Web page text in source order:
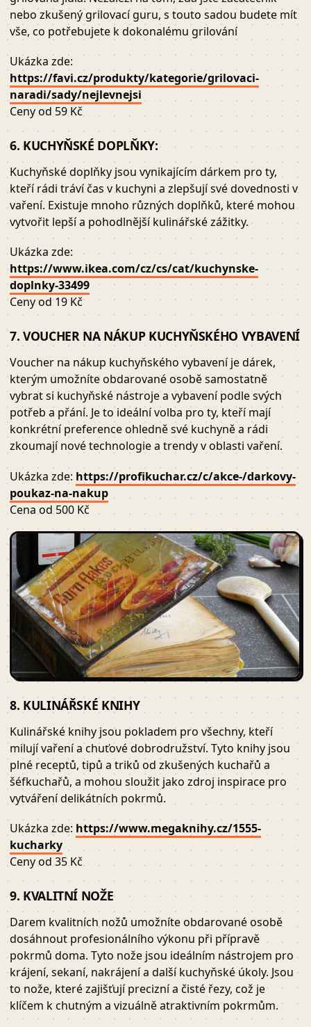
nebo zkušený grilovací guru, s touto sadou budete mít
vše, co potřebujete k dokonalému grilování
Ukázka zde:
https://favi.cz/produkty/kategorie/grilovaci-
naradi/sady/nejlevnejsi
Ceny od 59 Kč
6. KUCHYŇSKÉ DOPLŇKY:
Kuchyňské doplňky jsou vynikajícím dárkem pro ty,
kteří rádi tráví čas v kuchyni a zlepšují své dovednosti v
vaření. Existuje mnoho různých doplňků, které mohou
vytvořit lepší a pohodlnější kulinářské zážitky.
Ukázka zde:
https://www.ikea.com/cz/cs/cat/kuchynske-
doplnky-33499
Ceny od 19 Kč
7. VOUCHER NA NÁKUP KUCHYŇSKÉHO VYBAVENÍ
Voucher na nákup kuchyňského vybavení je dárek,
kterým umožníte obdarované osobě samostatně
vybrat si kuchyňské nástroje a vybavení podle svých
potřeb a přání. Je to ideální volba pro ty, kteří mají
konkrétní preference ohledně své kuchyně a rádi
zkoumají nové technologie a trendy v oblasti vaření.
Ukázka zde: https://profikuchar.cz/c/akce-/darkovy-
poukaz-na-nakup
Cena od 500 Kč
8. KULINÁŘSKÉ KNIHY
Kulinářské knihy jsou pokladem pro všechny, kteří
milují vaření a chuťové dobrodružství. Tyto knihy jsou
plné receptů, tipů a triků od zkušených kuchařů a
šéfkuchařů, a mohou sloužit jako zdroj inspirace pro
vytváření delikátních pokrmů.
Ukázka zde: https://www.megaknihy.cz/1555-
kucharky
Ceny od 35 Kč
9. KVALITNÍ NOŽE
Darem kvalitních nožů umožníte obdarované osobě
dosáhnout profesionálního výkonu při přípravě
pokrmů doma. Tyto nože jsou ideálním nástrojem pro
krájení, sekaní, nakrájení a další kuchyňské úkoly. Jsou
to nože, které zajišťují precizní a čisté řezy, což je
klíčem k chutným a vizuálně atraktivním pokrmům.